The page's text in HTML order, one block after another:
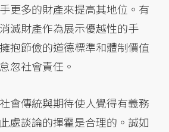
更多的財產來提高其地位。有
滅財產作為展示優越性的手
抱節儉的道德標準和體制價值
忽社會責任。
會傳統與期待使人覺得有義務
處談論的揮霍是合理的。誠如